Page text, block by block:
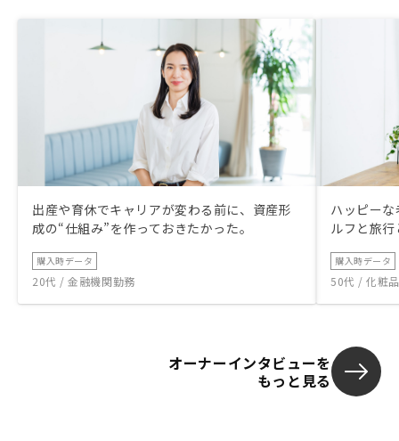
出産や育休でキャリアが変わる前に、資産形
成の“仕組み”を作っておきたかった。
購入時データ
20代 / 金融機関勤務
ハッピー
ルフと旅
購入時データ
50代 / 化粧
オーナーインタビューを
もっと見る